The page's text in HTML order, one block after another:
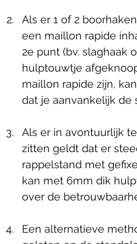
Als er 1 of 2
een maillon rapide
2e punt (bv. slaghaak
hulptouwtje
maillon rapide zijn,
dat je aanvankelijk de
Als er in avontuurlijk
zitten geldt dat er
rappelstand met
kan met 6mm dik
over de
Een alternatieve